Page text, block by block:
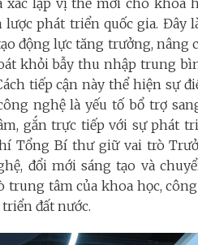
lập vị thế mới cho khoa
lược phát triển quốc gia. Đây
động lực tăng trưởng, nâng
khỏi bẫy thu nhập trung
tiếp cận này thể hiện sự
nghệ là yếu tố bổ trợ
gắn trực tiếp với sự phát
Tổng Bí thư giữ vai trò
đổi mới sáng tạo và
tâm của khoa học,
đất nước.